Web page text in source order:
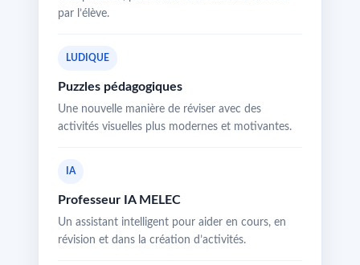
par l’élève.
LUDIQUE
Puzzles pédagogiques
Une nouvelle manière de réviser avec des
activités visuelles plus modernes et motivantes.
IA
Professeur IA MELEC
Un assistant intelligent pour aider en cours, en
révision et dans la création d’activités.